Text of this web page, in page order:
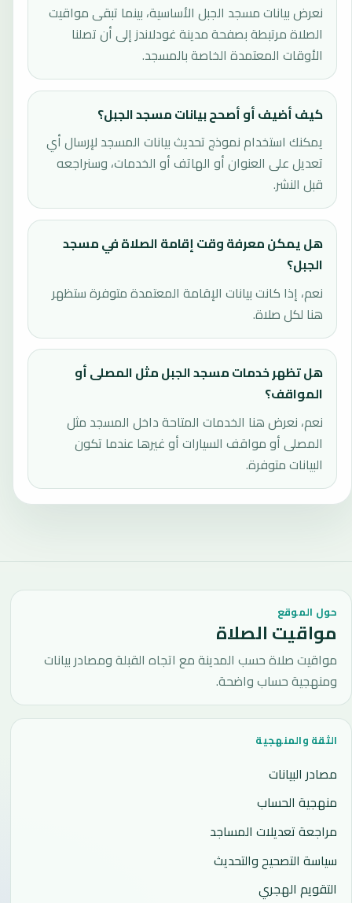
نعرض بيانات مسجد الجبل الأساسية، بينما تبقى مواقيت
الصلاة مرتبطة بصفحة مدينة غودلاندز إلى أن تصلنا
الأوقات المعتمدة الخاصة بالمسجد.
كيف أضيف أو أصحح بيانات مسجد الجبل؟
يمكنك استخدام نموذج تحديث بيانات المسجد لإرسال أي
تعديل على العنوان أو الهاتف أو الخدمات، وسنراجعه
قبل النشر.
هل يمكن معرفة وقت إقامة الصلاة في مسجد
الجبل؟
نعم، إذا كانت بيانات الإقامة المعتمدة متوفرة ستظهر
هنا لكل صلاة.
هل تظهر خدمات مسجد الجبل مثل المصلى أو
المواقف؟
نعم، نعرض هنا الخدمات المتاحة داخل المسجد مثل
المصلى أو مواقف السيارات أو غيرها عندما تكون
البيانات متوفرة.
حول الموقع
مواقيت الصلاة
مواقيت صلاة حسب المدينة مع اتجاه القبلة ومصادر بيانات
ومنهجية حساب واضحة.
الثقة والمنهجية
مصادر البيانات
منهجية الحساب
مراجعة تعديلات المساجد
سياسة التصحيح والتحديث
التقويم الهجري